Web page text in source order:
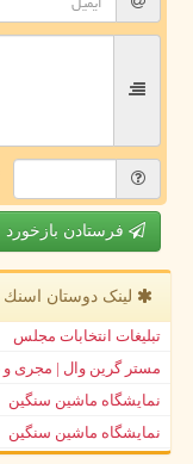
فرستادن بازخورد
لینک دوستان اسنك
تبلیغات انتخابات مجلس
مستر گرین وال | مجری و
نمایشگاه ماشین سنگین
نمایشگاه ماشین سنگین